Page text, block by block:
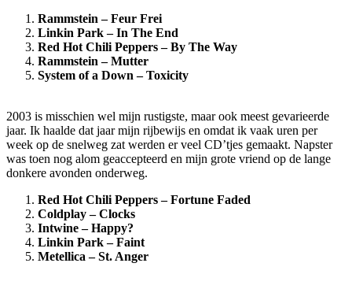
Rammstein – Feur Frei
Linkin Park – In The End
Red Hot Chili Peppers – By The Way
Rammstein – Mutter
System of a Down – Toxicity
2003 is misschien wel mijn rustigste, maar ook meest gevarieerde
jaar. Ik haalde dat jaar mijn rijbewijs en omdat ik vaak uren per
week op de snelweg zat werden er veel CD’tjes gemaakt. Napster
was toen nog alom geaccepteerd en mijn grote vriend op de lange
donkere avonden onderweg.
Red Hot Chili Peppers – Fortune Faded
Coldplay – Clocks
Intwine – Happy?
Linkin Park – Faint
Metellica – St. Anger